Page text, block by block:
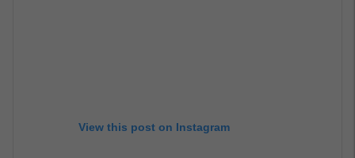
View this post on Instagram